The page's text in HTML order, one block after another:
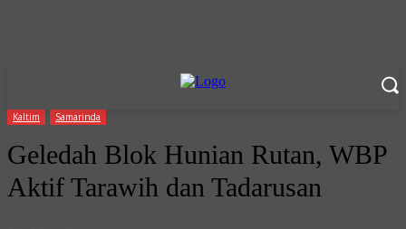
Kaltim Samarinda
Geledah Blok Hunian Rutan, WBP
Aktif Tarawih dan Tadarusan